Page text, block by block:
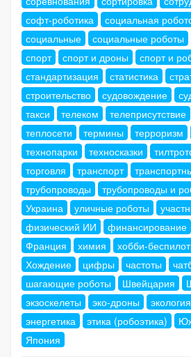
софт-роботика
социальная
социальные
социальные роботы
спорт
спорт и дроны спорт и
стандартизация
статистика
строительство
судовождение
такси
телеком телеприсутствие
теплосети
термины терроризм
технопарки
техносказки
торговля
транспорт
трубопроводы
трубопроводы и
Украина
уличные роботы
физический ИИ
финансирование
Франция
химия хобби-
Хождение
цифры частоты
шагающие роботы
Швейцария
экзоскелеты
эко-дроны экология
энергетика
этика (робоэтика)
Япония